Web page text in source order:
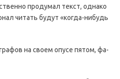
продумал текст, однако
читать будут «когда-нибудь
на своем опусе пятом, фа-